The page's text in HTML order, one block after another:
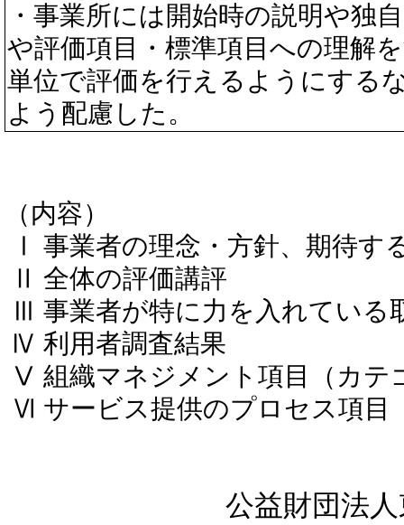
・事業所には開始時の説明や独
や評価項目・標準項目への理解
単位で評価を行えるようにする
よう配慮した。
（内容）
Ⅰ 事業者の理念・方針、期待す
Ⅱ 全体の評価講評
Ⅲ 事業者が特に力を入れている
Ⅳ 利用者調査結果
Ⅴ 組織マネジメント項目（カテ
Ⅵ サービス提供のプロセス項目
公益財団法